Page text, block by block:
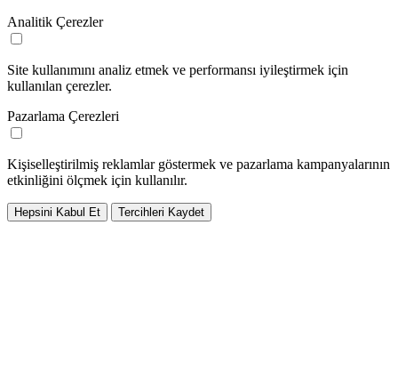
Analitik Çerezler
Site kullanımını analiz etmek ve performansı iyileştirmek için
kullanılan çerezler.
Pazarlama Çerezleri
Kişiselleştirilmiş reklamlar göstermek ve pazarlama kampanyalarının
etkinliğini ölçmek için kullanılır.
Hepsini Kabul Et Tercihleri Kaydet